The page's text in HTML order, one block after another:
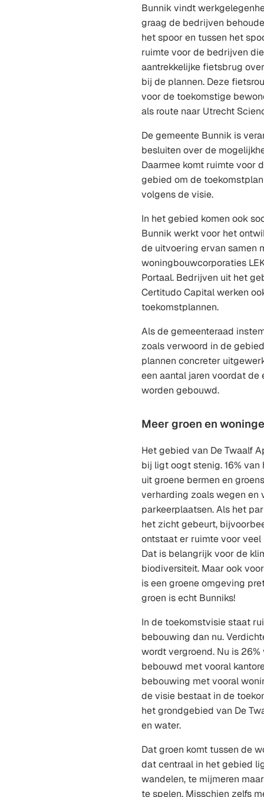
Bunnik vindt
graag de bedrijven
het spoor en tussen het
ruimte voor de bedrijven
aantrekkelijke fietsbrug
bij de plannen. Deze
voor de toekomstige
als route naar Utrecht
De gemeente Bunnik is
besluiten over de
Daarmee komt ruimte voor
gebied om de
volgens de visie.
In het gebied komen ook
Bunnik werkt voor het
de uitvoering ervan samen
woningbouwcorporaties
Portaal. Bedrijven uit het
Certitudo Capital werken
toekomstplannen.
Als de gemeenteraad
zoals verwoord in de
plannen concreter
een aantal jaren voordat
worden gebouwd.
Meer groen en
Het gebied van De Twaalf
bij ligt oogt stenig. 16%
uit groene bermen en
verharding zoals wegen en
parkeerplaatsen. Als het
het zicht gebeurt,
ontstaat er ruimte voor veel
Dat is belangrijk voor de
biodiversiteit. Maar ook
is een groene omgeving
groen is echt Bunniks!
In de toekomstvisie staat
bebouwing dan nu.
wordt vergroend. Nu is
bebouwd met vooral
bebouwing met vooral
de visie bestaat in de
het grondgebied van De
en water.
Dat groen komt tussen de
dat centraal in het gebied
wandelen, te mijmeren
te spelen. Misschien zelfs